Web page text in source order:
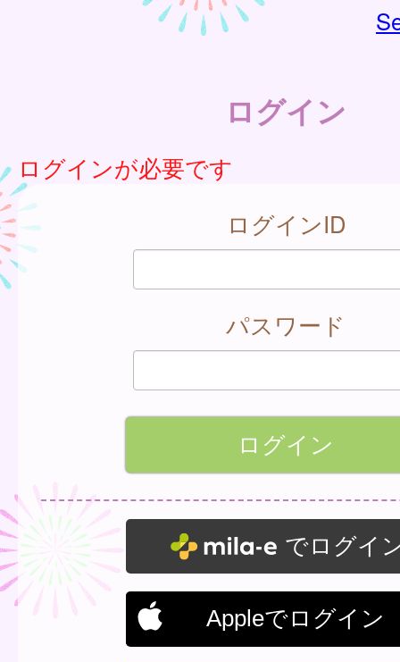
ログイン
ログインが必要です
ログインID
パスワード
でログイ
Appleでログイン